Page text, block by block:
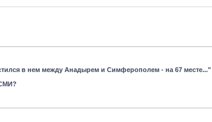
в нем между Анадырем и Симферополем - на 67 месте..."